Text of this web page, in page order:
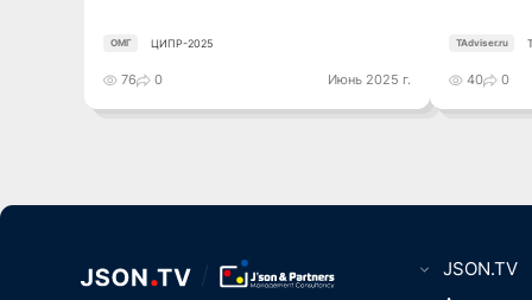
ОМГ ЦИПР-2025
76 0 Июнь 2025 г.
TAdviser.ru
40 0
JSON.TV